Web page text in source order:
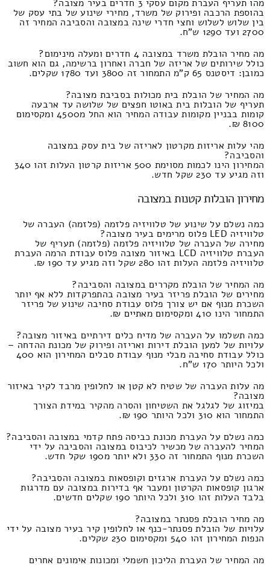
מהו תעריף העברת מקום עסקי 3 חדרים בעיר מצובה?
בהוספת הרכבה ופירוק של משרד, מחירי שינוע של בתי עסק של
בין שלוש לשלוש וחצי חדרי שינה במצובה והסביבה המחיר זה
2700 ועד 1290 ש"ח.
מה מחיר הובלת משרד במצובה 4 חדרים ומעלה מינימום?
כולל שירותים של אריזה של חברה ואחרון ברשימה, גם הוא חשוב
כמובן: דיסטנס 65 ק"מ התמחור זה 3800 ועד 1780 שקלים.
מה המחיר של הובלת בית מכולות בסביבת מצובה?
תעריף של הובלות בית באוטו חפצים של שלושה עד ארבעה
קומות בבניין מקומות עבודה המחיר הוא החל מ4500 ומקסימום
8100 ₪.
מהי עלות אריזות מקרטון לאריזה של בית עסק במצובה
והסביבה?
המחירון הינו לכמות מסוימת 500 אריזות קרטון העלות זהו 340
וזה מגיע עד 230 שקל חדש.
מחירון הובלות קטנות במצובה
כמה נשלם על שינוע של טלוויזיה פלזמה (פלזמה) העברה של
טלוויזיה LED פלוס מרימים בעיר מצובה?
מחירה של העברה של טלוויזיה פלזמה (פלזמה) תעריף של
העברת טלוויזיה LCD באיזור מצובה פלוס עבודת הרמה העברת
טלוויזיה פלזמה העלות זהו 280 שקל וזה מגיע עד 190 ₪.
מה המחיר של הובלת מקררים במצובה והסביבה?
מחירים של הובלת פריזר בעיר מצובה בהתפרקדות ללא אף יותר
השכרת מנוף אם יש צורך פלוס עבודת סחיבה שינוע של פריזר
התמחור הינו 410 ומקסימום מאתיים ₪.
כמה תשלמו על העברה של מדיח כלים דירתיים באיזור מצובה?
עלויות של למען הובלת דירות ואריזה ופירוק של מכונת ההדחה –
כולל עבודת סחיבה מבלי מנוף עבודת סבלים המחירון הוא 400
ולכל היותר 170 ש"ח.
מה עלות העברה של שטיח לא קטן או לחלופין מרבד לקיר באיזור
מצובה?
במיזוג של לגלגל את השטיחון והסרה מהקיר במידת הצורך
התמחור הוא 310 ולכל היותר 190 ₪.
כמה נשלם על העברת מכונת כביסה פתח קדמי במצובה והסביבה?
המחיר להעברה של מכשיר לכיבוס במצובה והסביבה על ידי
השכרת מנוף התמחור זה 330 ולא יותר מ190 שקל חדש.
כמה נשלם על העברת ארגזים וקופסאות במצובה והסביבה?
ארגון קופסאות הקרטון ומעבר אף בדירות במצובה עם מדרגות
בלבד העלות זהו 310 ולכל היותר 190 שקלים חדשים.
מה מחיר הובלת פסנתר במצובה?
עלויות של הובלת פסנתר-כנף או לחלופין קיר בעיר מצובה על ידי
הנפות המחירון זהו 540 ומקסימום 230 שקלים.
מה המחיר של העברת הליכון חשמלי ומכונות אימונים אחרים